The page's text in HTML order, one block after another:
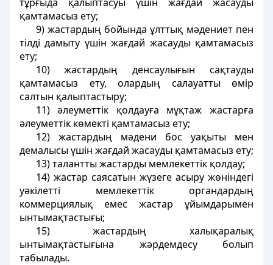
қамтамасыз ету;
9) жастардың бойында ұлттық мәдениет пен
тiлдi дамыту үшін жағдай жасауды қамтамасыз
ету;
10) жастардың денсаулығын сақтауды
қамтамасыз ету, олардың салауатты өмiр
салтын қалыптастыру;
11) әлеуметтiк қолдауға мұқтаж жастарға
әлеуметтiк көмектi қамтамасыз ету;
12) жастардың мәдени бос уақыты мен
демалысы үшiн жағдай жасауды қамтамасыз ету;
13) талантты жастарды мемлекеттік қолдау;
14) жастар саясатын жүзеге асыру жөніндегі
уәкiлеттi мемлекеттік органдардың
коммерциялық емес жастар ұйымдарымен
ынтымақтастығы;
15) жастардың халықаралық
ынтымақтастығына жәрдемдесу болып
табылады.